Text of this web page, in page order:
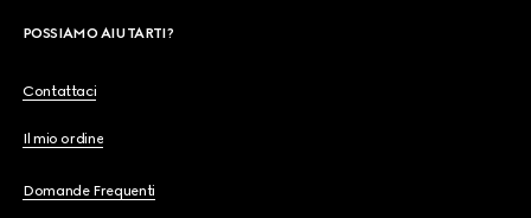
POSSIAMO AIUTARTI?
Contattaci
Il mio ordine
Domande Frequenti